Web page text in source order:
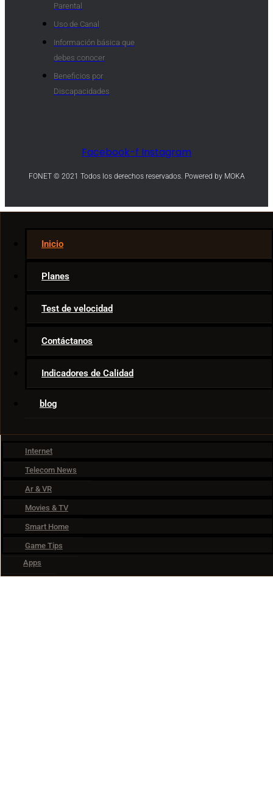
Internet
Telecom News
Smart Home
Game Tips
Inicio
Planes
Test de velocidad
Contáctanos
Indicadores de Calidad
blog
Internet
Telecom News
Ar & VR
Movies & TV
Smart Home
Game Tips
Apps
Parental
Uso de Canal
Información básica que
debes conocer
Beneficios por
Discapacidades​
Facebook-f Instagram
FONET © 2021 Todos los derechos reservados. Powered by MOKA